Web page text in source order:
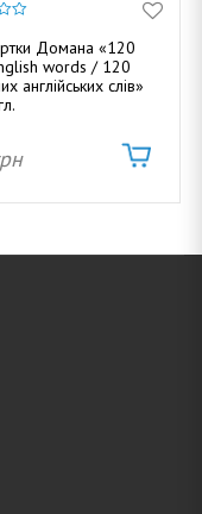
Домана «120
words / 120
англійських слів»